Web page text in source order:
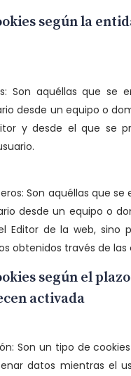
según la
Son aquéllas que se
desde un equipo o
y desde el que se
Son aquéllas que
desde un equipo o
Editor de la web, sino
obtenidos través de las
según el
activada
Son un tipo de
datos mientras el